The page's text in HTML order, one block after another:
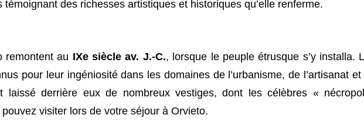
des richesses artistiques et historiques qu’elle renferme.
remontent au IXe siècle av. J.-C., lorsque le peuple étrusque s’y installa.
pour leur ingéniosité dans les domaines de l’urbanisme, de l’artisanat et
laissé derrière eux de nombreux vestiges, dont les célèbres «
visiter lors de votre séjour à Orvieto.